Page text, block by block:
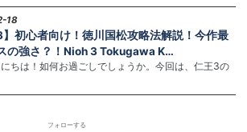
18
】初心者向け！徳川国松攻略法解説！今作最
の強さ？！Nioh 3 Tokugawa K…
ちは！如何お過ごしでしょうか。今回は、仁王3の
フォローする